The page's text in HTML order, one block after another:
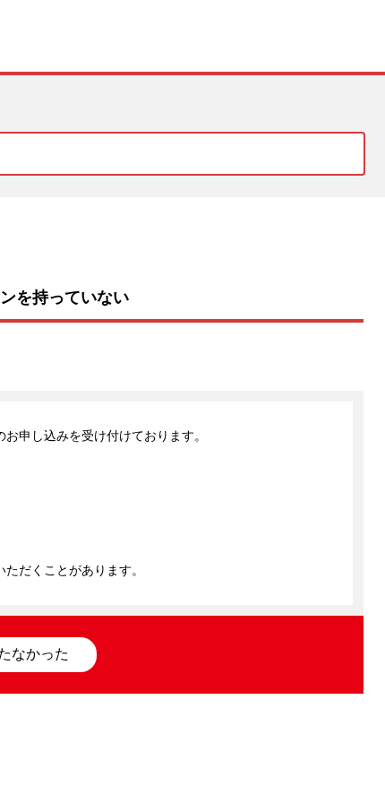
を持っていない
申し込みを受け付けております。
だくことがあります。
なかった